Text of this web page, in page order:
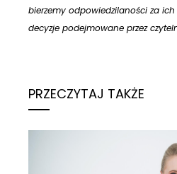
bierzemy odpowiedzilaności za
decyzje podejmowane przez
PRZECZYTAJ TAKŻE